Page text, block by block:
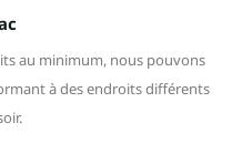
au minimum, nous pouvons
à des endroits différents